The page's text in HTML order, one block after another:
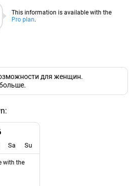
This information is available with the
Pro plan.
для женщин.
Sa Su
with the